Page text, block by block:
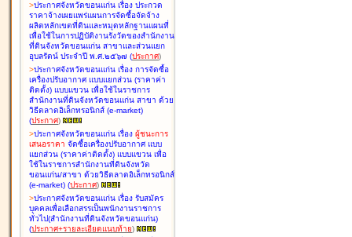
>ประกาศจังหวัดขอนแก่น เรื่อง ประกวด
ราคาจ้างเผยแพร่แผนการจัดซื้อจัดจ้าง
ผลิตหลักเขตที่ดินและหมุดหลักฐานแผนที่
เพื่อใช้ในการปฏิบัติงานรังวัดของสำนักงาน
ที่ดินจังหวัดขอนแก่น สาขาและส่วนแยก
อุบลรัตน์ ประจำปี พ.ศ.๒๕๖๗ (ประกาศ)
>ประกาศจังหวัดขอนแก่น เรื่อง การจัดซื้อ
เครื่องปรับอากาศ แบบแยกส่วน (ราคาค่า
ติดตั้ง) แบบแขวน เพื่อใช้ในราชการ
สำนักงานที่ดินจังหวัดขอนแก่น สาขา ด้วย
วิธีตลาดอิเล็กทรอนิกส์ (e-market)
(ประกาศ)
>ประกาศจังหวัดขอนแก่น เรื่อง ผู้ชนะการ
เสนอราคา จัดซื้อเครื่องปรับอากาศ แบบ
แยกส่วน (ราคาค่าติดตั้ง) แบบแขวน เพื่อ
ใช้ในราชการสำนักงานที่ดินจังหวัด
ขอนแก่น/สาขา ด้วยวิธีตลาดอิเล็กทรอนิกส์
(e-market) (ประกาศ)
>ประกาศจังหวัดขอนแก่น เรื่อง รับสมัคร
บุคคลเพื่อเลือกสรรเป็นพนักงานราชการ
ทั่วไป(สำนักงานที่ดินจังหวัดขอนแก่น)
(ประกาศ+รายละเอียดแนบท้าย)